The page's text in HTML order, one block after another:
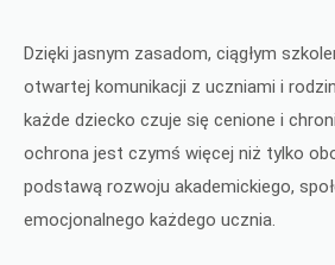
Dzięki jasnym zasadom, ciągłym
otwartej komunikacji z uczniami i
każde dziecko czuje się cenione i
ochrona jest czymś więcej niż tylko
podstawą rozwoju akademickiego,
emocjonalnego każdego ucznia.